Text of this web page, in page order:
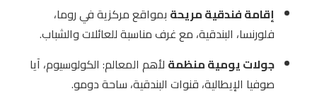
إقامة فندقية مريحة بمواقع مركزية في روما،
فلورنسا، البندقية، مع غرف مناسبة للعائلات والشباب.
جولات يومية منظمة لأهم المعالم: الكولوسيوم، آيا
صوفيا الإيطالية، قنوات البندقية، ساحة دومو.